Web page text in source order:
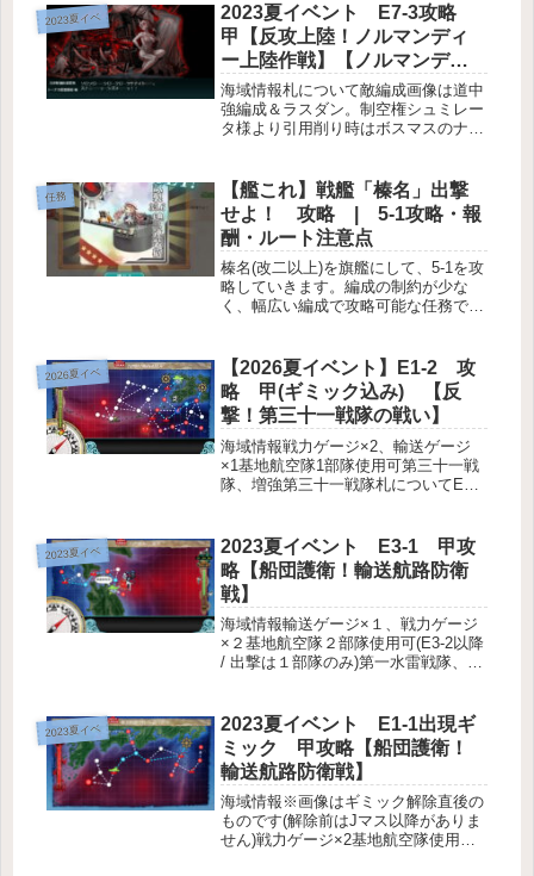
2023夏イベ
2023夏イベント E7-3攻略
甲【反攻上陸！ノルマンディ
ー上陸作戦】【ノルマンディ
ー上陸作戦】
海域情報札について敵編成画像は道中
強編成＆ラスダン。制空権シュミレー
タ様より引用削り時はボスマスのナ級
艦隊 / 機動部隊I(潜水)→J→K(通
常)→N(空襲)→O(水雷)→...
任務
【艦これ】戦艦「榛名」出撃
せよ！ 攻略 | 5-1攻略・報
酬・ルート注意点
榛名(改二以上)を旗艦にして、5-1を攻
略していきます。編成の制約が少な
く、幅広い編成で攻略可能な任務で
35.6cm三連装砲編成例(戦艦級+軽空)2
航巡1軽巡1駆...
2026夏イベ
【2026夏イベント】E1-2 攻
略 甲(ギミック込み) 【反
撃！第三十一戦隊の戦い】
海域情報戦力ゲージ×2、輸送ゲージ
×1基地航空隊1部隊使用可第三十一戦
隊、増強第三十一戦隊札についてE1-2
空 優勢×2(甲)、優勢×1(乙丙)敵編成
※いずれのマス...
2023夏イベ
2023夏イベント E3-1 甲攻
略【船団護衛！輸送航路防衛
戦】
海域情報輸送ゲージ×１、戦力ゲージ
×２基地航空隊２部隊使用可(E3-2以降
/ 出撃は１部隊のみ)第一水雷戦隊、第
する(装甲破砕をする)敵編成画像は道
中強編成の...
2023夏イベ
2023夏イベント E1-1出現ギ
ミック 甲攻略【船団護衛！
輸送航路防衛戦】
海域情報※画像はギミック解除直後の
ものです(解除前はJマス以降がありま
せん)戦力ゲージ×2基地航空隊使用不